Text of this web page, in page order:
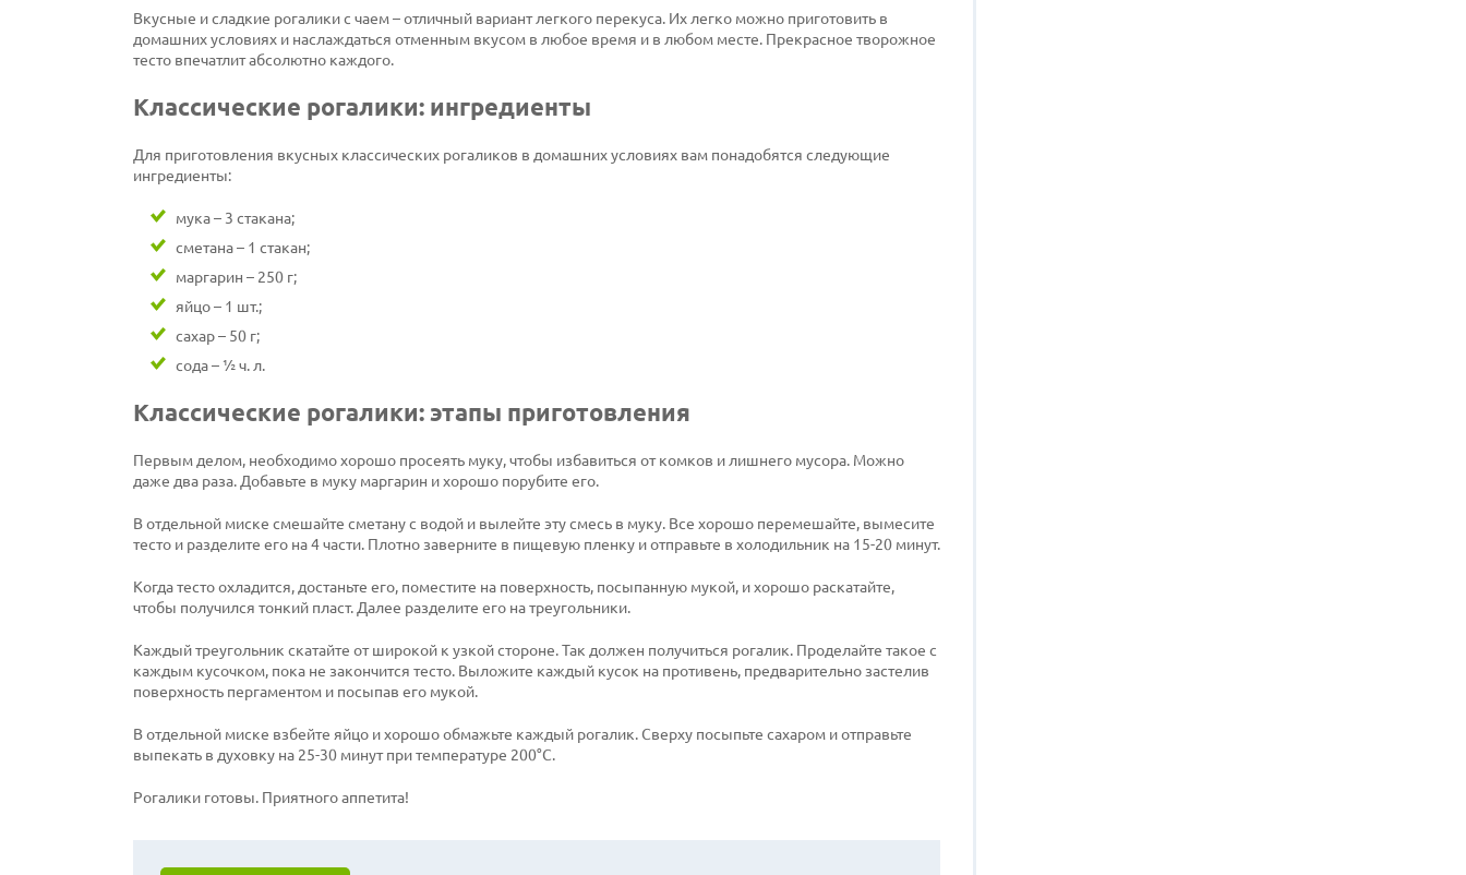
Вкусные и сладкие рогалики с чаем – отличный вариант легкого перекуса. Их легко можно приготовить в
домашних условиях и наслаждаться отменным вкусом в любое время и в любом месте. Прекрасное творожное
тесто впечатлит абсолютно каждого.
Классические рогалики: ингредиенты
Для приготовления вкусных классических рогаликов в домашних условиях вам понадобятся следующие
ингредиенты:
мука – 3 стакана;
сметана – 1 стакан;
маргарин – 250 г;
яйцо – 1 шт.;
сахар – 50 г;
сода – ½ ч. л.
Классические рогалики: этапы приготовления
Первым делом, необходимо хорошо просеять муку, чтобы избавиться от комков и лишнего мусора. Можно
даже два раза. Добавьте в муку маргарин и хорошо порубите его.
В отдельной миске смешайте сметану с водой и вылейте эту смесь в муку. Все хорошо перемешайте, вымесите
тесто и разделите его на 4 части. Плотно заверните в пищевую пленку и отправьте в холодильник на 15-20 минут.
Когда тесто охладится, достаньте его, поместите на поверхность, посыпанную мукой, и хорошо раскатайте,
чтобы получился тонкий пласт. Далее разделите его на треугольники.
Каждый треугольник скатайте от широкой к узкой стороне. Так должен получиться рогалик. Проделайте такое с
каждым кусочком, пока не закончится тесто. Выложите каждый кусок на противень, предварительно застелив
поверхность пергаментом и посыпав его мукой.
В отдельной миске взбейте яйцо и хорошо обмажьте каждый рогалик. Сверху посыпьте сахаром и отправьте
выпекать в духовку на 25-30 минут при температуре 200°С.
Рогалики готовы. Приятного аппетита!